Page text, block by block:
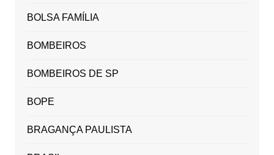
BOLSA FAMÍLIA
BOMBEIROS
BOMBEIROS DE SP
BOPE
BRAGANÇA PAULISTA